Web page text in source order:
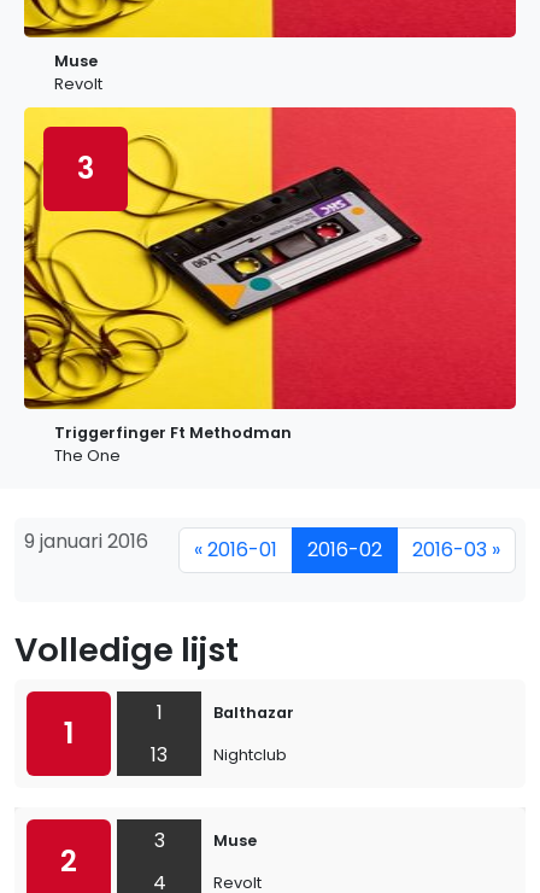
Muse
Revolt
3
Triggerfinger Ft Methodman
The One
9 januari 2016 « 2016-01 2016-02 2016-03 »
Volledige lijst
1
1
13
Balthazar
Nightclub
2
3
4
Muse
Revolt